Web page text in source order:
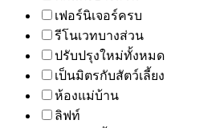
เฟอร์นิเจอร์ครบ
รีโนเวทบางส่วน
ปรับปรุงใหม่ทั้งหมด
เป็นมิตรกับสัตว์เลี้ยง
ห้องแม่บ้าน
ลิฟท์